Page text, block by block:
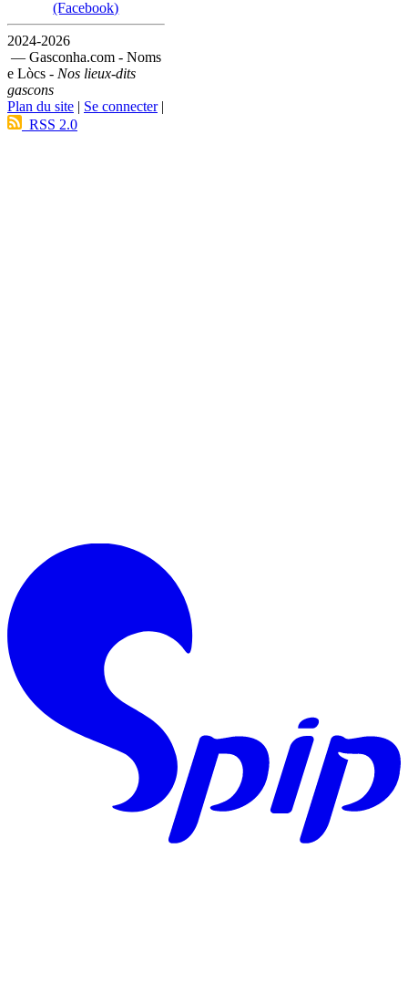
(Facebook)
2024-2026
— Gasconha.com - Noms
e Lòcs - Nos lieux-dits
gascons
Plan du site | Se connecter|
RSS 2.0